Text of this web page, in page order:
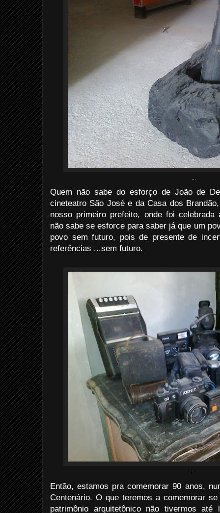
Quem não sabe do esforço de João de
cineteatro São José e da Casa dos
nosso primeiro prefeito, onde foi celebrada
não sabe se esforce para saber já que um
povo sem futuro, pois de presente de
referências ...sem futuro.
Então, estamos pra comemorar 90 anos,
Centenário. O que teremos a comemorar
patrimônio arquitetônico não tivermos